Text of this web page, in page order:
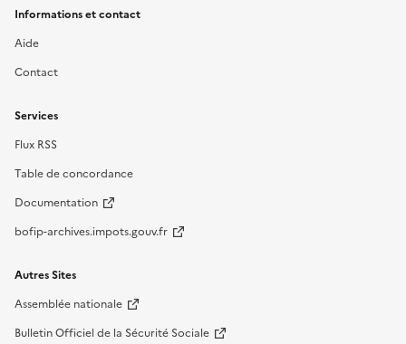
Informations et contact
Aide
Contact
Services
Flux RSS
Table de concordance
Documentation
bofip-archives.impots.gouv.fr
Autres Sites
Assemblée nationale
Bulletin Officiel de la Sécurité Sociale